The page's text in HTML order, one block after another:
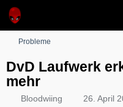
Probleme
DvD Laufwerk
mehr
Bloodwiing 26. April